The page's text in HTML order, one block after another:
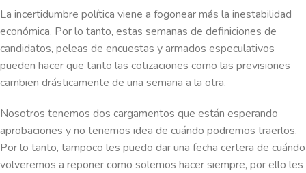
La incertidumbre política viene a fogonear más la inestabilidad
económica. Por lo tanto, estas semanas de definiciones de
candidatos, peleas de encuestas y armados especulativos
pueden hacer que tanto las cotizaciones como las previsiones
cambien drásticamente de una semana a la otra.
Nosotros tenemos dos cargamentos que están esperando
aprobaciones y no tenemos idea de cuándo podremos traerlos.
Por lo tanto, tampoco les puedo dar una fecha certera de cuándo
volveremos a reponer como solemos hacer siempre, por ello les